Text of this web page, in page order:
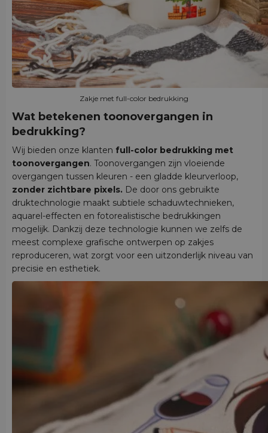
Zakje met full-color bedrukking
Wat betekenen toonovergangen in
bedrukking?
Wij bieden onze klanten full-color bedrukking met
toonovergangen. Toonovergangen zijn vloeiende
overgangen tussen kleuren - een gladde kleurverloop,
zonder zichtbare pixels. De door ons gebruikte
druktechnologie maakt subtiele schaduwtechnieken,
aquarel-effecten en fotorealistische bedrukkingen
mogelijk. Dankzij deze technologie kunnen we zelfs de
meest complexe grafische ontwerpen op zakjes
reproduceren, wat zorgt voor een uitzonderlijk niveau van
precisie en esthetiek.